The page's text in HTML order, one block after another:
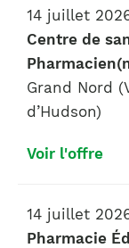
14 juillet
Centre de
Grand Nord
d’Hudson)
Voir l'offre
14 juillet
Pharmacie